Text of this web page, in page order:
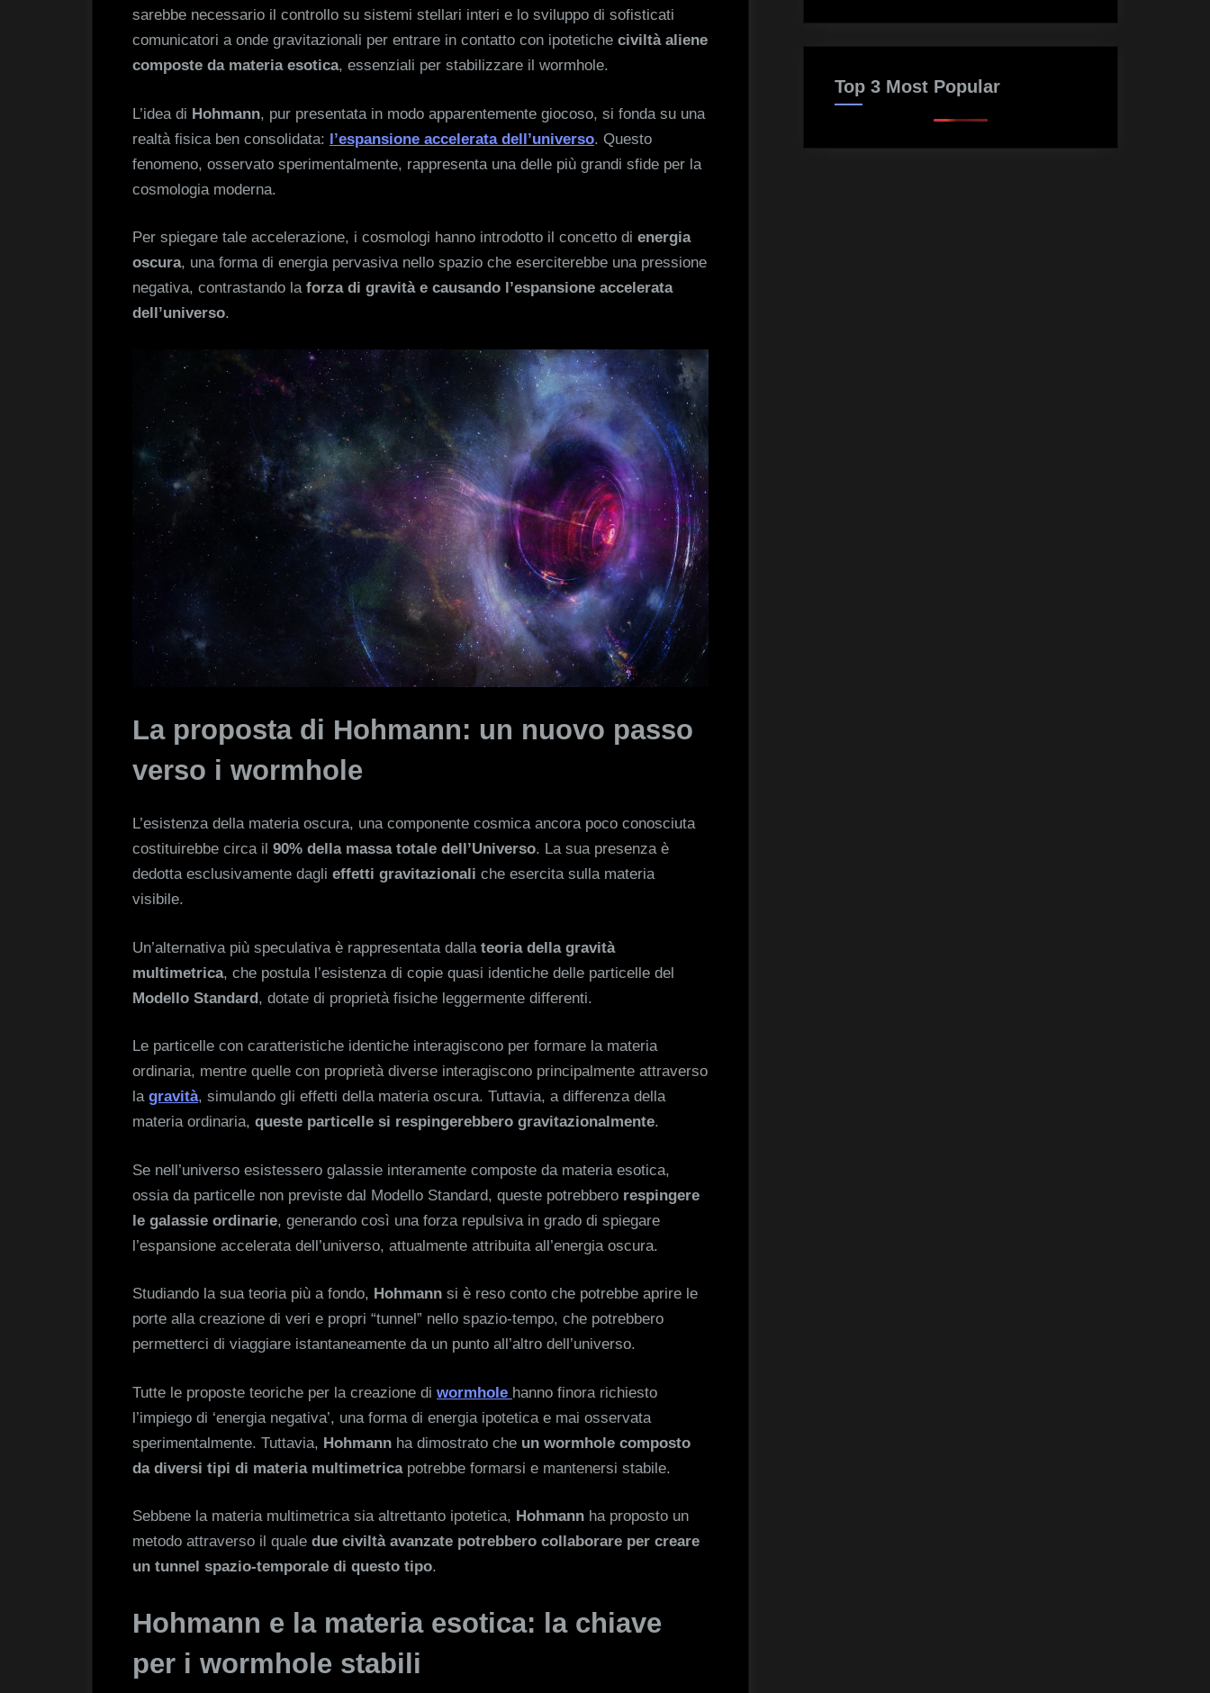
sarebbe necessario il controllo su sistemi stellari interi e lo sviluppo di sofisticati
comunicatori a onde gravitazionali per entrare in contatto con ipotetiche civiltà aliene
composte da materia esotica, essenziali per stabilizzare il wormhole.
L’idea di Hohmann, pur presentata in modo apparentemente giocoso, si fonda su una
realtà fisica ben consolidata: l’espansione accelerata dell’universo. Questo
fenomeno, osservato sperimentalmente, rappresenta una delle più grandi sfide per la
cosmologia moderna.
Per spiegare tale accelerazione, i cosmologi hanno introdotto il concetto di energia
oscura, una forma di energia pervasiva nello spazio che eserciterebbe una pressione
negativa, contrastando la forza di gravità e causando l’espansione accelerata
dell’universo.
La proposta di Hohmann: un nuovo passo
verso i wormhole
L’esistenza della materia oscura, una componente cosmica ancora poco conosciuta
costituirebbe circa il 90% della massa totale dell’Universo. La sua presenza è
dedotta esclusivamente dagli effetti gravitazionali che esercita sulla materia
visibile.
Un’alternativa più speculativa è rappresentata dalla teoria della gravità
multimetrica, che postula l’esistenza di copie quasi identiche delle particelle del
Modello Standard, dotate di proprietà fisiche leggermente differenti.
Le particelle con caratteristiche identiche interagiscono per formare la materia
ordinaria, mentre quelle con proprietà diverse interagiscono principalmente attraverso
la gravità, simulando gli effetti della materia oscura. Tuttavia, a differenza della
materia ordinaria, queste particelle si respingerebbero gravitazionalmente.
Se nell’universo esistessero galassie interamente composte da materia esotica,
ossia da particelle non previste dal Modello Standard, queste potrebbero respingere
le galassie ordinarie, generando così una forza repulsiva in grado di spiegare
l’espansione accelerata dell’universo, attualmente attribuita all’energia oscura.
Studiando la sua teoria più a fondo, Hohmann si è reso conto che potrebbe aprire le
porte alla creazione di veri e propri “tunnel” nello spazio-tempo, che potrebbero
permetterci di viaggiare istantaneamente da un punto all’altro dell’universo.
Tutte le proposte teoriche per la creazione di wormhole hanno finora richiesto
l’impiego di ‘energia negativa’, una forma di energia ipotetica e mai osservata
sperimentalmente. Tuttavia, Hohmann ha dimostrato che un wormhole composto
da diversi tipi di materia multimetricapotrebbe formarsi e mantenersi stabile.
Sebbene la materia multimetrica sia altrettanto ipotetica, Hohmann ha proposto un
metodo attraverso il quale due civiltà avanzate potrebbero collaborare per creare
un tunnel spazio-temporale di questo tipo.
Hohmann e la materia esotica: la chiave
per i wormhole stabili
Top 3 Most Popular